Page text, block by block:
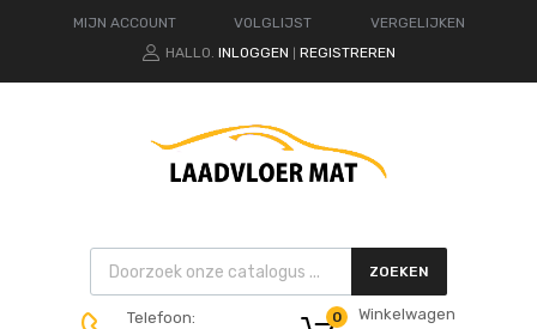
MIJN ACCOUNT VOLGLIJST
VERGELIJKEN
HALLO. INLOGGEN REGISTREREN
Products search ZOEKEN
Telefoon: Winkelwagen
0